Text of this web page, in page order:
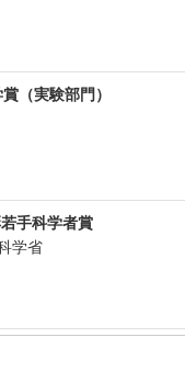
（実験部門）
手科学者賞
学省